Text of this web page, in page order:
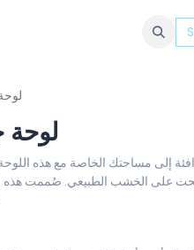
لوحة
إلى مساحتك الخاصة مع هذه اللوحة
على الخشب الطبيعي. صُممت هذه